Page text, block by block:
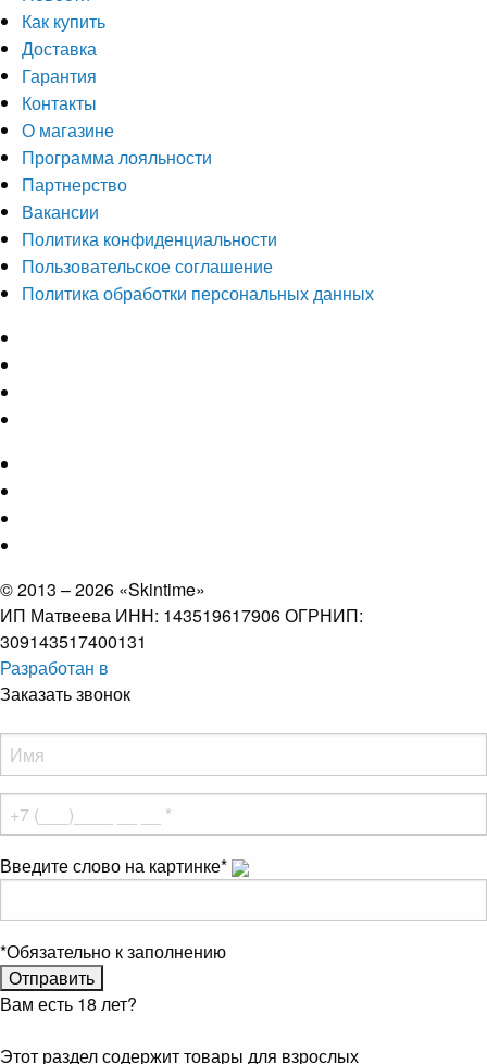
Как купить
Доставка
Гарантия
Контакты
О магазине
Программа лояльности
Партнерство
Вакансии
Политика конфиденциальности
Пользовательское соглашение
Политика обработки персональных данных
© 2013 – 2026 «Skintime»
ИП Матвеева ИНН: 143519617906 ОГРНИП:
309143517400131
Разработан в
Заказать звонок
Введите слово на картинке*
*Обязательно к заполнению
Вам есть 18 лет?
Этот раздел содержит товары для взрослых